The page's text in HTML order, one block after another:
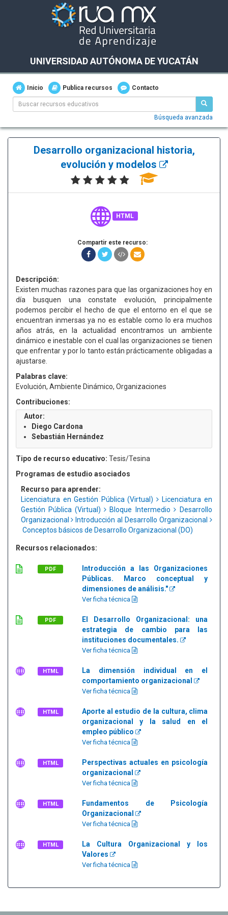
UNIVERSIDAD AUTÓNOMA DE YUCATÁN
Inicio Publica recursos Contacto
Búsqueda avanzada
Desarrollo organizacional historia,
evolución y modelos
HTML
Compartir este recurso:
Descripción:
Existen muchas razones para que las organizaciones hoy en
día busquen una constate evolución, principalmente
podemos percibir el hecho de que el entorno en el que se
encuentran inmersas ya no es estable como lo era muchos
años atrás, en la actualidad encontramos un ambiente
dinámico e inestable con el cual las organizaciones se tienen
que enfrentar y por lo tanto están prácticamente obligadas a
ajustarse.
Palabras clave:
Evolución, Ambiente Dinámico, Organizaciones
Contribuciones:
Autor:
Diego Cardona
Sebastián Hernández
Tipo de recurso educativo: Tesis/Tesina
Programas de estudio asociados
Recurso para aprender:
Licenciatura en Gestión Pública (Virtual)
Licenciatura en
Gestión Pública (Virtual)
Bloque Intermedio
Desarrollo
Organizacional
Introducción al Desarrollo Organizacional
Conceptos básicos de Desarrollo Organizacional (DO)
Recursos relacionados:
PDF
Introducción a las Organizaciones
Públicas. Marco conceptual y
dimensiones de análisis."
Ver ficha técnica
PDF
El Desarrollo Organizacional: una
estrategia de cambio para las
instituciones documentales.
Ver ficha técnica
HTML
La dimensión individual en el
comportamiento organizacional
Ver ficha técnica
HTML
Aporte al estudio de la cultura, clima
organizacional y la salud en el
empleo público
Ver ficha técnica
HTML
Perspectivas actuales en psicología
organizacional
Ver ficha técnica
HTML
Fundamentos de Psicología
Organizacional
Ver ficha técnica
HTML
La Cultura Organizacional y los
Valores
Ver ficha técnica